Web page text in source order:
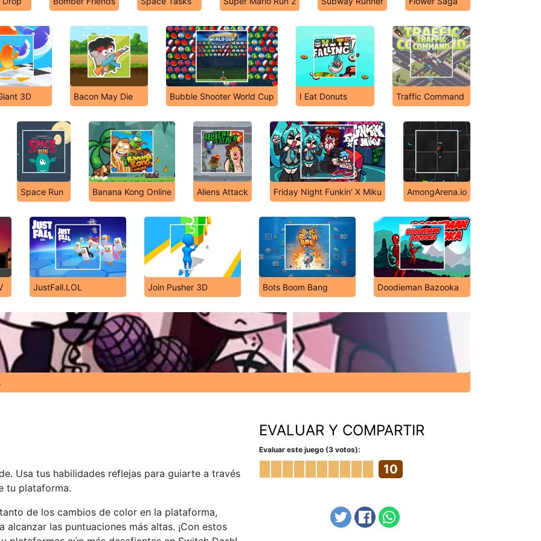
3D Bacon May Die Bubble Shooter World Cup I Eat Donuts Traffic Command
Space Run Banana Kong Online Aliens Attack Friday Night Funkin' X Miku AmongArena.io
JustFall.LOL Join Pusher 3D Bots Boom Bang Doodieman Bazooka
Usa tus habilidades reflejas para guiarte a través
tu plataforma.
de los cambios de color en la plataforma,
las puntuaciones más altas. ¡Con estos
EVALUAR Y COMPARTIR
Evaluar este juego (3 votos):
10